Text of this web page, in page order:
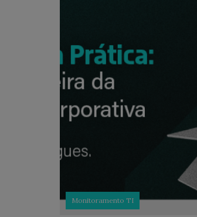
Monitoramento TI